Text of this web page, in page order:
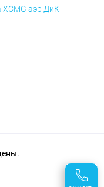
аэр ДиК